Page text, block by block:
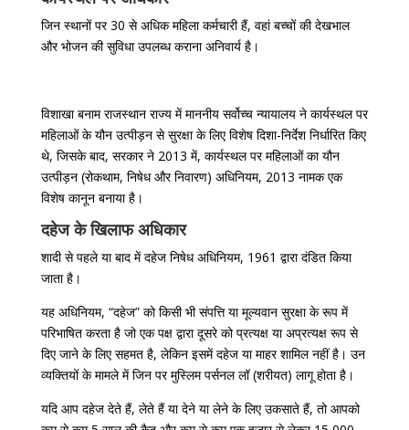
जिन स्थानों पर 30 से अधिक महिला कर्मचारी हैं, वहां बच्चों की देखभाल
और भोजन की सुविधा उपलब्ध कराना अनिवार्य है।
विशाखा बनाम राजस्थान राज्य में माननीय सर्वोच्च न्यायालय ने कार्यस्थल पर
महिलाओं के यौन उत्पीड़न से सुरक्षा के लिए विशेष दिशा-निर्देश निर्धारित किए
थे, जिसके बाद, सरकार ने 2013 में, कार्यस्थल पर महिलाओं का यौन
उत्पीड़न (रोकथाम, निषेध और निवारण) अधिनियम, 2013 नामक एक
विशेष कानून बनाया है।
दहेज के खिलाफ अधिकार
शादी से पहले या बाद में दहेज निषेध अधिनियम, 1961 द्वारा दंडित किया
जाता है।
यह अधिनियम, “दहेज” को किसी भी संपत्ति या मूल्यवान सुरक्षा के रूप में
परिभाषित करता है जो एक पक्ष द्वारा दूसरे को प्रत्यक्ष या अप्रत्यक्ष रूप से
दिए जाने के लिए सहमत है, लेकिन इसमें दहेज या माहर शामिल नहीं है। उन
व्यक्तियों के मामले में जिन पर मुस्लिम पर्सनल लॉ (शरीयत) लागू होता है।
यदि आप दहेज देते हैं, लेते हैं या देने या लेने के लिए उकसाते हैं, तो आपको